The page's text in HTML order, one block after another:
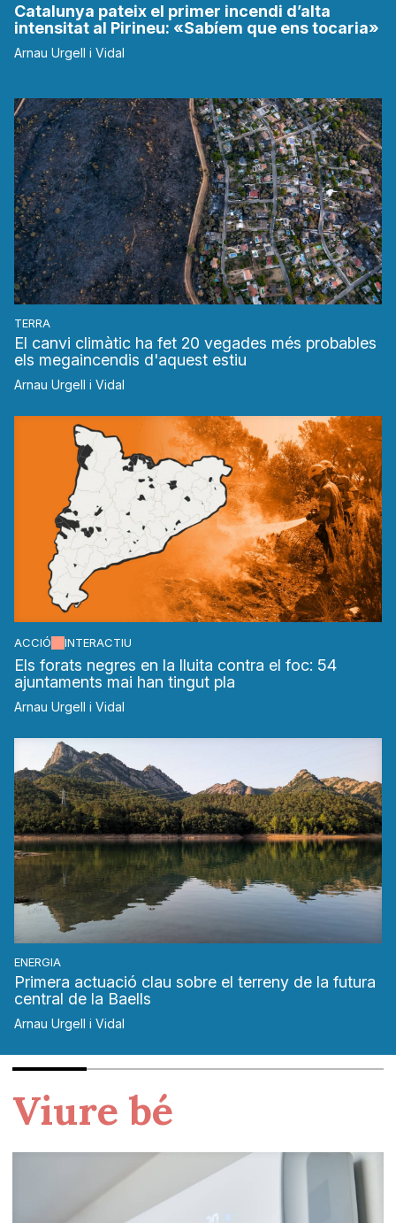
Catalunya pateix el primer incendi d’alta
intensitat al Pirineu: «Sabíem que ens tocaria»
Arnau Urgell i Vidal
TERRA
El canvi climàtic ha fet 20 vegades més probables
els megaincendis d'aquest estiu
Arnau Urgell i Vidal
ACCIÓ INTERACTIU
Els forats negres en la lluita contra el foc: 54
ajuntaments mai han tingut pla
Arnau Urgell i Vidal
ENERGIA
Primera actuació clau sobre el terreny de la futura
central de la Baells
Arnau Urgell i Vidal
Viure bé